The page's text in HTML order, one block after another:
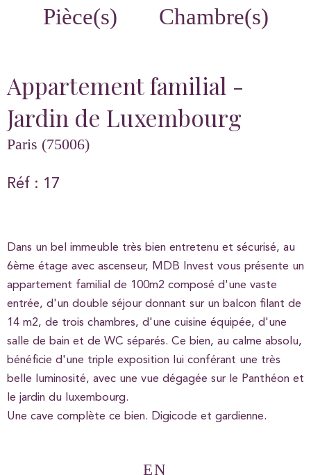
Pièce(s) Chambre(s)
Appartement familial -
Jardin de Luxembourg
Paris (75006)
Réf : 17
Dans un bel immeuble très bien entretenu et sécurisé, au
6ème étage avec ascenseur, MDB Invest vous présente un
appartement familial de 100m2 composé d'une vaste
entrée, d'un double séjour donnant sur un balcon filant de
14 m2, de trois chambres, d'une cuisine équipée, d'une
salle de bain et de WC séparés. Ce bien, au calme absolu,
bénéficie d'une triple exposition lui conférant une très
belle luminosité, avec une vue dégagée sur le Panthéon et
le jardin du luxembourg.
Une cave complète ce bien. Digicode et gardienne.
EN